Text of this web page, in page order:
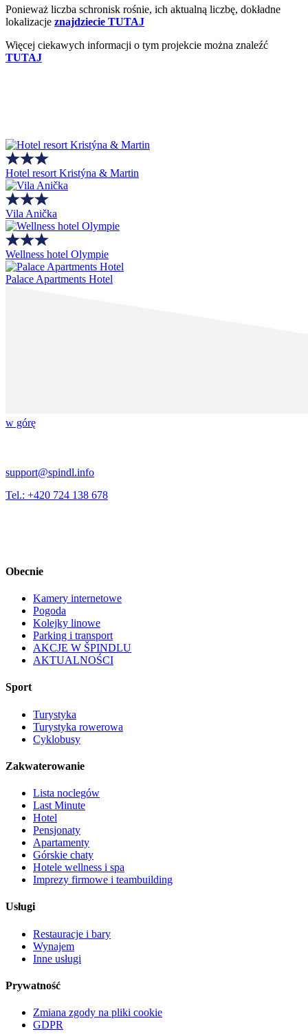
Ponieważ liczba schronisk rośnie, ich aktualną liczbę, dokładne
lokalizacje znajdziecie TUTAJ
Więcej ciekawych informacji o tym projekcie można znaleźć
TUTAJ
Hotel resort Kristýna & Martin
Vila Anička
Wellness hotel Olympie
Palace Apartments Hotel
w górę
support@spindl.info
Tel.: +420 724 138 678
Obecnie
Kamery internetowe
Pogoda
Kolejky linowe
Parking i transport
AKCJE W ŠPINDLU
AKTUALNOŚCI
Sport
Turystyka
Turystyka rowerowa
Cyklobusy
Zakwaterowanie
Lista noclegów
Last Minute
Hotel
Pensjonaty
Apartamenty
Górskie chaty
Hotele wellness i spa
Imprezy firmowe i teambuilding
Usługi
Restauracje i bary
Wynajem
Inne usługi
Prywatność
Zmiana zgody na pliki cookie
GDPR